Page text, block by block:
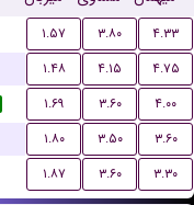
۱.۵۷ ۳.۸۰
۴.۳۳
۱.۴۸ ۴.۱۵
۴.۷۵
۱.۶۹ ۳.۶۰
۴.۰۰
۱.۸۰ ۳.۵۰
۳.۶۰
۱.۸۷ ۳.۶۰ ۳.۳۰